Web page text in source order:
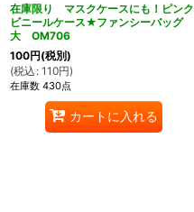
在庫限り マスクケースにも！ピンク
ビニールケース★ファンシーバッグ
大 OM706
100円(税別)
(税込 : 110円)
在庫数 430点
カートに入れる